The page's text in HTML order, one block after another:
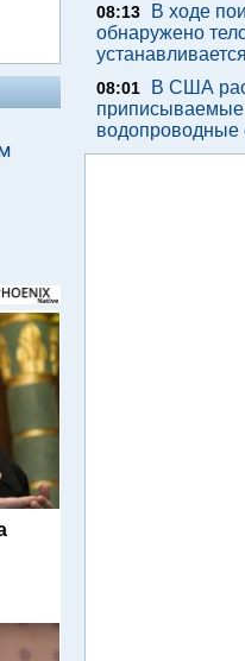
08:13
В ходе
обнаружено
устанавливается
08:01
В США
приписываемые
водопроводные